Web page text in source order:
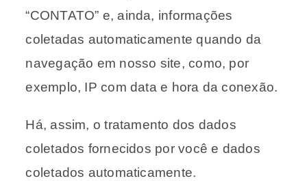
“CONTATO” e, ainda, informações
coletadas automaticamente quando da
navegação em nosso site, como, por
exemplo, IP com data e hora da conexão.
Há, assim, o tratamento dos dados
coletados fornecidos por você e dados
coletados automaticamente.